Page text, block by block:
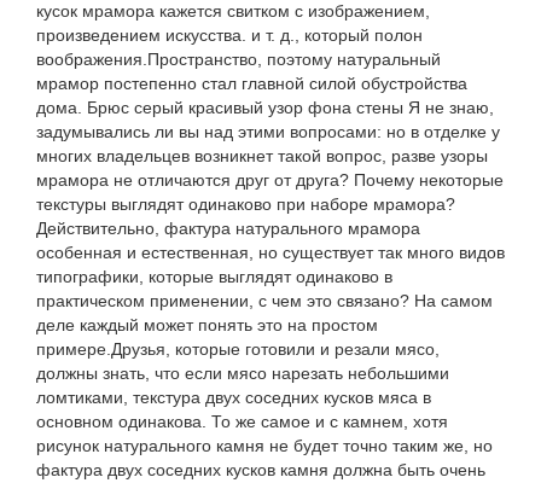
кусок мрамора кажется свитком с изображением,
произведением искусства. и т. д., который полон
воображения.Пространство, поэтому натуральный
мрамор постепенно стал главной силой обустройства
дома. Брюс серый красивый узор фона стены Я не знаю,
задумывались ли вы над этими вопросами: но в отделке у
многих владельцев возникнет такой вопрос, разве узоры
мрамора не отличаются друг от друга? Почему некоторые
текстуры выглядят одинаково при наборе мрамора?
Действительно, фактура натурального мрамора
особенная и естественная, но существует так много видов
типографики, которые выглядят одинаково в
практическом применении, с чем это связано? На самом
деле каждый может понять это на простом
примере.Друзья, которые готовили и резали мясо,
должны знать, что если мясо нарезать небольшими
ломтиками, текстура двух соседних кусков мяса в
основном одинакова. То же самое и с камнем, хотя
рисунок натурального камня не будет точно таким же, но
фактура двух соседних кусков камня должна быть очень